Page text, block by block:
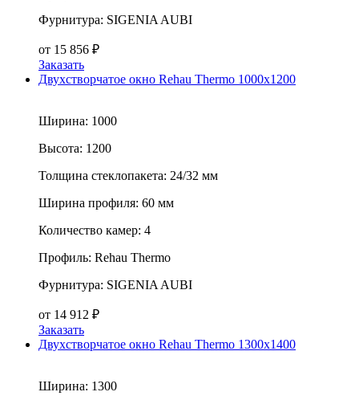
Фурнитура: SIGENIA AUBI
от 15 856 ₽
Заказать
Двухстворчатое окно Rehau Thermo 1000x1200
Ширина: 1000
Высота: 1200
Толщина стеклопакета: 24/32 мм
Ширина профиля: 60 мм
Количество камер: 4
Профиль: Rehau Thermo
Фурнитура: SIGENIA AUBI
от 14 912 ₽
Заказать
Двухстворчатое окно Rehau Thermo 1300x1400
Ширина: 1300